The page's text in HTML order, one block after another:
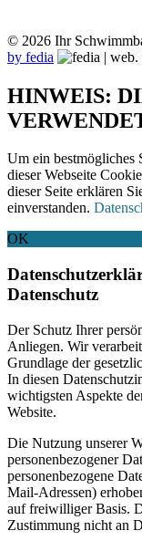
© 2026 Ihr
by fedia
HINWEIS:
Um ein bestmögliches
dieser Webseite
dieser Seite erklären
einverstanden.
OK
Datenschutz
Der Schutz Ihrer
Anliegen. Wir
Grundlage der
In diesen
wichtigsten Aspekte
Website.
Die Nutzung unserer
personenbezogener
personenbezogene
Mail-Adressen)
auf freiwilliger Basis.
Zustimmung nicht an